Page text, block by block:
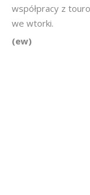
współpracy z
we wtorki.
(ew)